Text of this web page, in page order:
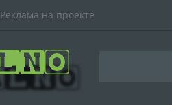
Реклама на проекте